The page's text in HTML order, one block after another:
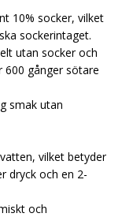
10% socker, vilket
sockerintaget.
utan socker och
gånger sötare
smak utan
vilket betyder
dryck och en 2-
och